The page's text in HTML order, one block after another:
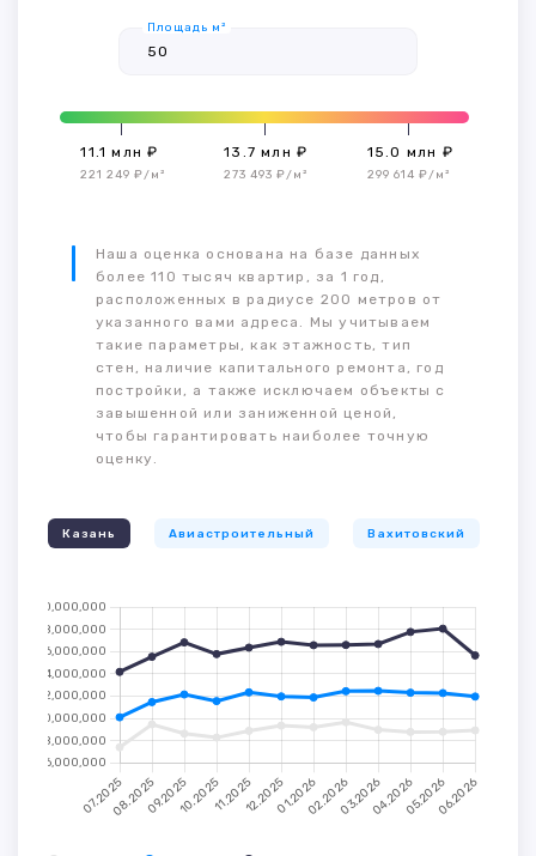
Площадь м²
11.1 млн ₽
221 249 ₽/м²
13.7 млн ₽
273 493 ₽/м²
15.0 млн ₽
299 614 ₽/м²
Наша оценка основана на базе данных
более 110 тысяч квартир, за 1 год,
расположенных в радиусе 200 метров от
указанного вами адреса. Мы учитываем
такие параметры, как этажность, тип
стен, наличие капитального ремонта, год
постройки, а также исключаем объекты с
завышенной или заниженной ценой,
чтобы гарантировать наиболее точную
оценку.
Казань Авиастроительный Вахитовский